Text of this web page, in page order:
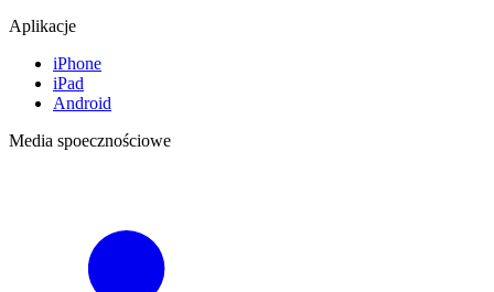
Aplikacje
iPhone
iPad
Android
Media spoecznościowe